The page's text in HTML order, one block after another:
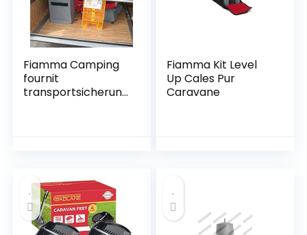
Fiamma Camping
fournit
transportsicherung
Fiamma Kit Level
Up Cales Pur
Caravane